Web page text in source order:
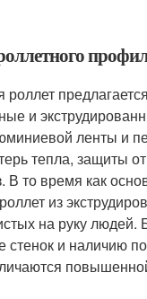
роллет
и
ленты и
тепла, защиты
В то время как
из
на руку людей.
и наличию